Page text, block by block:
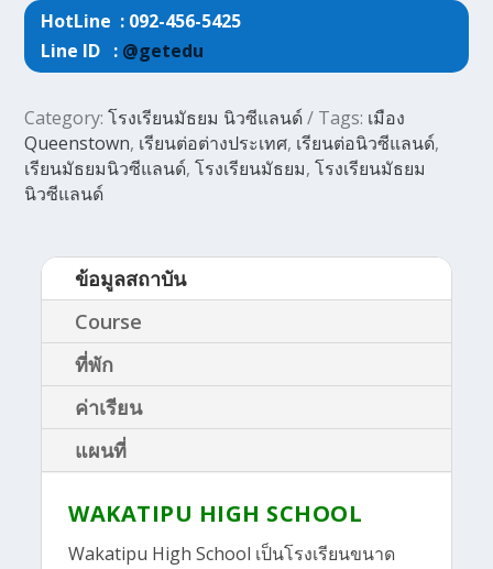
HotLine : 092-456-5425
Line ID : @getedu
Category:โรงเรียนมัธยม นิวซีแลนด์ Tags: เมือง
Queenstown, เรียนต่อต่างประเทศ, เรียนต่อนิวซีแลนด์,
เรียนมัธยมนิวซีแลนด์,โรงเรียนมัธยม,โรงเรียนมัธยม
นิวซีแลนด์
ข้อมูลสถาบัน
Course
ที่พัก
ค่าเรียน
แผนที่
WAKATIPU HIGH SCHOOL
Wakatipu High School เป็นโรงเรียนขนาด